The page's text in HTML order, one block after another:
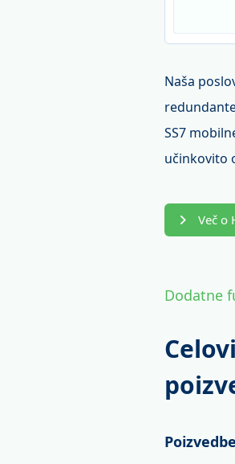
Naša
SS7
učinkovito
Več o
Dodatne